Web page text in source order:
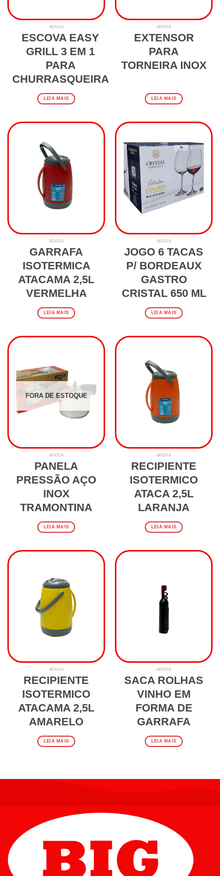
ADEGA
ESCOVA EASY
GRILL 3 EM 1
PARA
CHURRASQUEIRA
LEIA MAIS
ADEGA
EXTENSOR
PARA
TORNEIRA INOX
LEIA MAIS
ADEGA
GARRAFA
ISOTERMICA
ATACAMA 2,5L
VERMELHA
LEIA MAIS
ADEGA
JOGO 6 TACAS
P/ BORDEAUX
GASTRO
CRISTAL 650 ML
LEIA MAIS
FORA DE ESTOQUE
ADEGA
PANELA
PRESSÃO AÇO
INOX
TRAMONTINA
LEIA MAIS
ADEGA
RECIPIENTE
ISOTERMICO
ATACA 2,5L
LARANJA
LEIA MAIS
ADEGA
RECIPIENTE
ISOTERMICO
ATACAMA 2,5L
AMARELO
LEIA MAIS
ADEGA
SACA ROLHAS
VINHO EM
FORMA DE
GARRAFA
LEIA MAIS